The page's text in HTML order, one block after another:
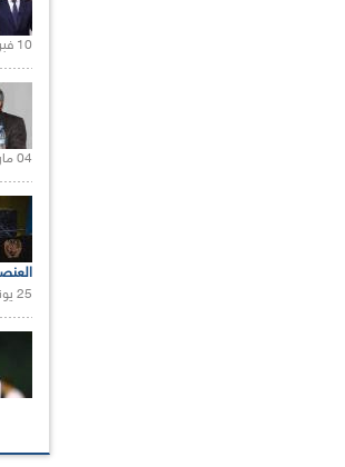
10 فبراير 2021 |
04 مارس 2020 |
25 يونيو 2021 |